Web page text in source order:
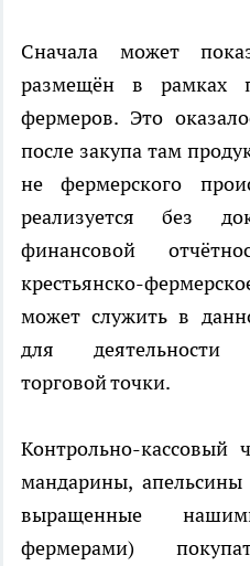
Сначала может
размещён в рамках
фермеров. Это
после закупа там
не фермерского
реализуется без
финансовой
крестьянско-
может служить в
для деятельности
торговой точки.
Контрольно-кассовый
мандарины,
выращенные
фермерами)